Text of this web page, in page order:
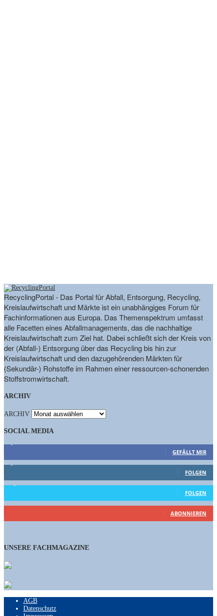
RecyclingPortal - Das Portal für Abfall, Entsorgung, Recycling,
Kreislaufwirtschaft und Märkte ist ein unabhängiges Forum für
Fachinformationen aus Europa. Das Themenspektrum umfasst
alle Facetten eines Abfallmanagements, das die nachhaltige
Kreislaufwirtschaft zum Ziel hat. Dabei schließt sich der Kreis von
der (Abfall-) Entsorgung über das Recycling bis hin zur
Kreislaufwirtschaft und den dazugehörenden Märkten für
(Sekundär-) Rohstoffe im Rahmen einer ressourcen-schonenden
Stoffstromwirtschaft.
ARCHIV
ARCHIV
SOCIAL MEDIA
GEFÄLLT MIR
FOLGEN
FOLGEN
ABONNIEREN
UNSERE FACHMAGAZINE
AGB
Datenschutz